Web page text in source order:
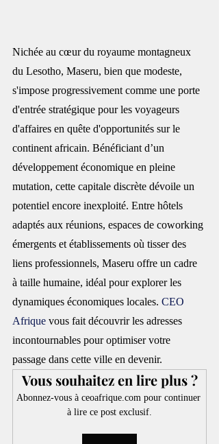
Nichée au cœur du royaume montagneux
du Lesotho, Maseru, bien que modeste,
s'impose progressivement comme une porte
d'entrée stratégique pour les voyageurs
d'affaires en quête d'opportunités sur le
continent africain. Bénéficiant d’un
développement économique en pleine
mutation, cette capitale discrète dévoile un
potentiel encore inexploité. Entre hôtels
adaptés aux réunions, espaces de coworking
émergents et établissements où tisser des
liens professionnels, Maseru offre un cadre
à taille humaine, idéal pour explorer les
dynamiques économiques locales. CEO
Afrique vous fait découvrir les adresses
incontournables pour optimiser votre
passage dans cette ville en devenir.
Vous souhaitez en lire plus ?
Abonnez-vous à ceoafrique.com pour continuer
à lire ce post exclusif.